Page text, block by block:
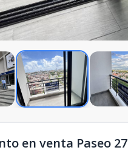
en venta Paseo 27